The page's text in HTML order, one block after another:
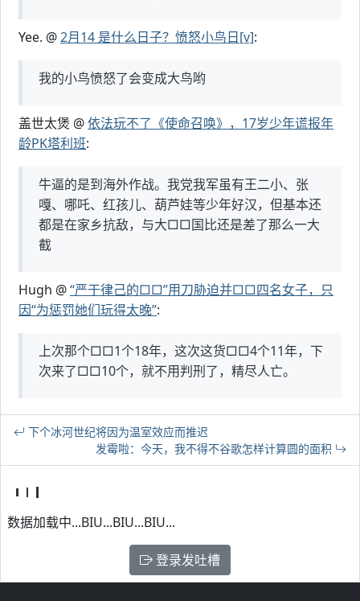
Yee. @2月14 是什么日子？愤怒小鸟日[v]:
我的小鸟愤怒了会变成大鸟哟
盖世太煲 @依法玩不了《使命召唤》，17岁少年谎报年
龄PK塔利班:
牛逼的是到海外作战。我党我军虽有王二小、张
嘎、哪吒、红孩儿、葫芦娃等少年好汉，但基本还
都是在家乡抗敌，与大□□国比还是差了那么一大
截
Hugh @“严于律己的□□”用刀胁迫并□□四名女子，只
因“为惩罚她们玩得太晚”:
上次那个□□1个18年，这次这货□□4个11年，下
次来了□□10个，就不用判刑了，精尽人亡。
下个冰河世纪将因为温室效应而推迟
发霉啦：今天，我不得不谷歌怎样计算圆的面积
数据加载中...BIU...BIU...BIU...
登录发吐槽